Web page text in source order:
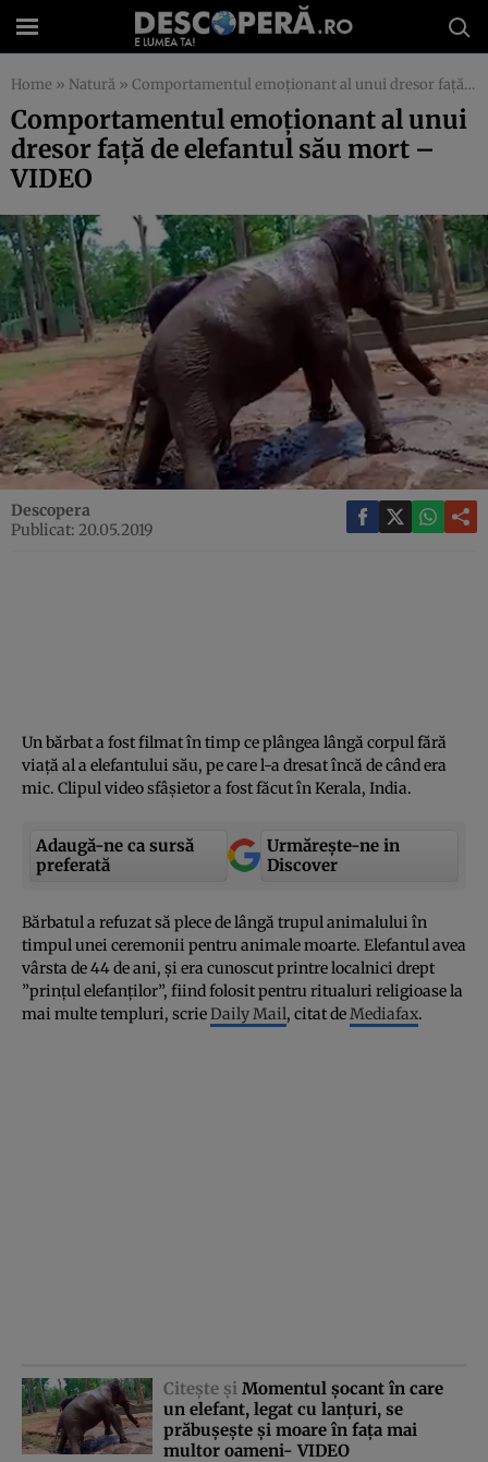
Home » Natură » Comportamentul emoţionant al unui dresor faţă de elefantul său mort – VIDEO
Comportamentul emoţionant al unui
dresor faţă de elefantul său mort –
VIDEO
Descopera
Publicat: 20.05.2019
Un bărbat a fost filmat în timp ce plângea lângă corpul fără
viaţă al a elefantului său, pe care l-a dresat încă de când era
mic. Clipul video sfâşietor a fost făcut în Kerala, India.
Adaugă-ne ca sursă
preferată
Urmărește-ne in
Discover
Bărbatul a refuzat să plece de lângă trupul animalului în
timpul unei ceremonii pentru animale moarte. Elefantul avea
vârsta de 44 de ani, şi era cunoscut printre localnici drept
”prinţul elefanţilor”, fiind folosit pentru ritualuri religioase la
mai multe templuri, scrieDaily Mail, citat deMediafax.
Citeşte şi Momentul şocant în care
un elefant, legat cu lanţuri, se
prăbuşeşte şi moare în faţa mai
multor oameni- VIDEO